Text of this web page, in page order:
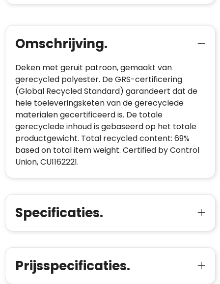
Omschrijving.
Deken met geruit patroon, gemaakt van
gerecycled polyester. De GRS-certificering
(Global Recycled Standard) garandeert dat de
hele toeleveringsketen van de gerecyclede
materialen gecertificeerd is. De totale
gerecyclede inhoud is gebaseerd op het totale
productgewicht. Total recycled content: 69%
based on total item weight. Certified by Control
Union, CU1162221.
Specificaties.
Prijsspecificaties.